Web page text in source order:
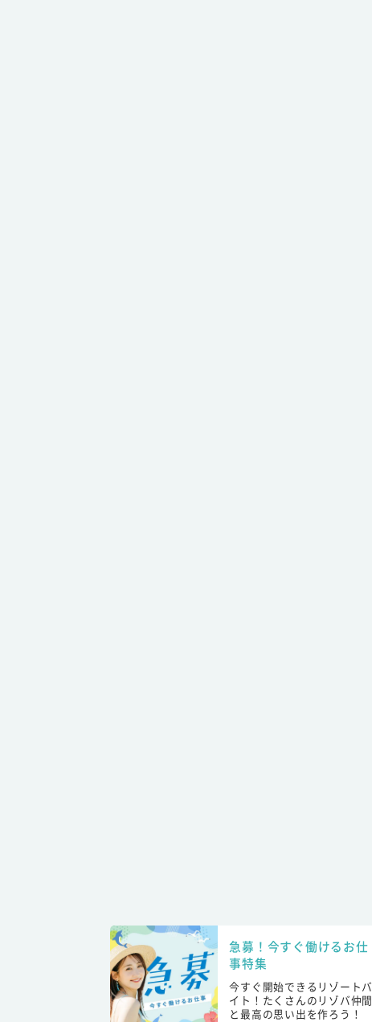
急募！今すぐ働けるお仕
事特集
今すぐ開始できるリゾートバ
イト！たくさんのリゾバ仲間
と最高の思い出を作ろう！